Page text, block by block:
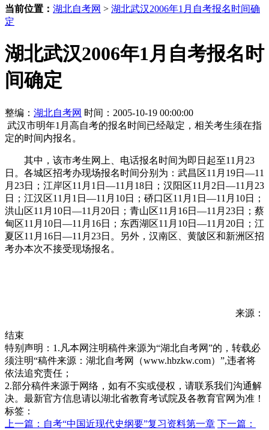
当前位置： 湖北自考网 > 湖北武汉2006年1月自考报名时间确
定
湖北武汉2006年1月自考报名时
间确定
整编： 湖北自考网 时间：2005-10-19 00:00:00
武汉市明年1月高自考的报名时间已经敲定，相关考生须在指
定的时间内报名。
其中，该市考生网上、电话报名时间为即日起至11月23
日。各城区招考办现场报名时间分别为：武昌区11月19日—11
月23日；江岸区11月1日—11月18日；汉阳区11月2日—11月23
日；江汉区11月1日—11月10日；硚口区11月1日—11月10日；
洪山区11月10日—11月20日；青山区11月16日—11月23日；蔡
甸区11月10日—11月16日；东西湖区11月10日—11月20日；江
夏区11月16日—11月23日。另外，汉南区、黄陂区和新洲区招
考办本次不接受现场报名。
来源：
结束
特别声明：1.凡本网注明稿件来源为“湖北自考网”的，转载必
须注明“稿件来源：湖北自考网（www.hbzkw.com）”,违者将
依法追究责任；
2.部分稿件来源于网络，如有不实或侵权，请联系我们沟通解
决。最新官方信息请以湖北省教育考试院及各教育官网为准！
标签：
上一篇：自考“中国近现代史纲要”复习资料第一章 下一篇：